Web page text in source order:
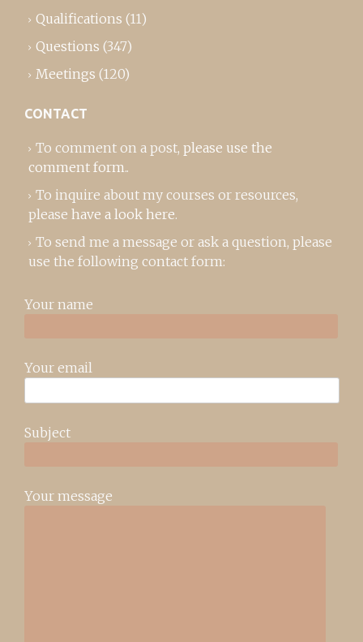
Qualifications (11)
Questions (347)
Meetings (120)
CONTACT
To comment on a post, please use the
comment form..
To inquire about my courses or resources,
please have a look here.
To send me a message or ask a question, please
use the following contact form:
Your name
Your email
Subject
Your message